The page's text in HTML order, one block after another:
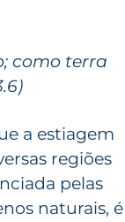
como terra
a estiagem
regiões
pelas
naturais, é